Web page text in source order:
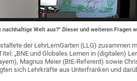
Welt aus?" Dieser und weiteren Fragen
der LehrLernGarten (LLG) zusammen
„BNE und Globales Lernen in (digitalen)
Magnus Meier (BtE-Referent) sowie
sich Lehrkräfte aus Unterfranken und